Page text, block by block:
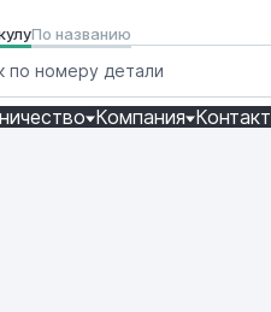
По названию
Компания